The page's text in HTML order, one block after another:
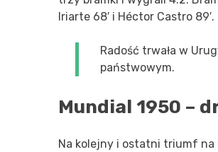
Iriarte 68′ i Héctor Castro 89′.
Radość trwała w
państwowym.
Mundial 1950 –
Na kolejny i ostatni triumf na